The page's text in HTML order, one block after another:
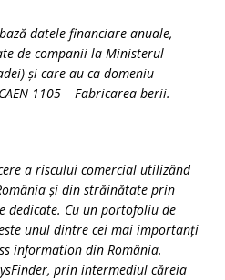
datele financiare anuale,
de companii la Ministerul
și care au ca domeniu
1105 – Fabricarea berii.
a riscului comercial utilizând
și din străinătate prin
Cu un portofoliu de
unul dintre cei mai importanți
information din România.
prin intermediul căreia